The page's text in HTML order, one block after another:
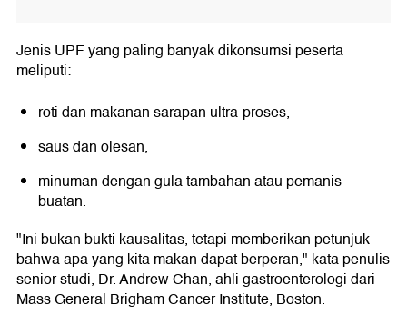
Jenis UPF yang paling banyak dikonsumsi peserta
meliputi:
roti dan makanan sarapan ultra-proses,
saus dan olesan,
minuman dengan gula tambahan atau pemanis
buatan.
"Ini bukan bukti kausalitas, tetapi memberikan petunjuk
bahwa apa yang kita makan dapat berperan," kata penulis
senior studi, Dr. Andrew Chan, ahli gastroenterologi dari
Mass General Brigham Cancer Institute, Boston.